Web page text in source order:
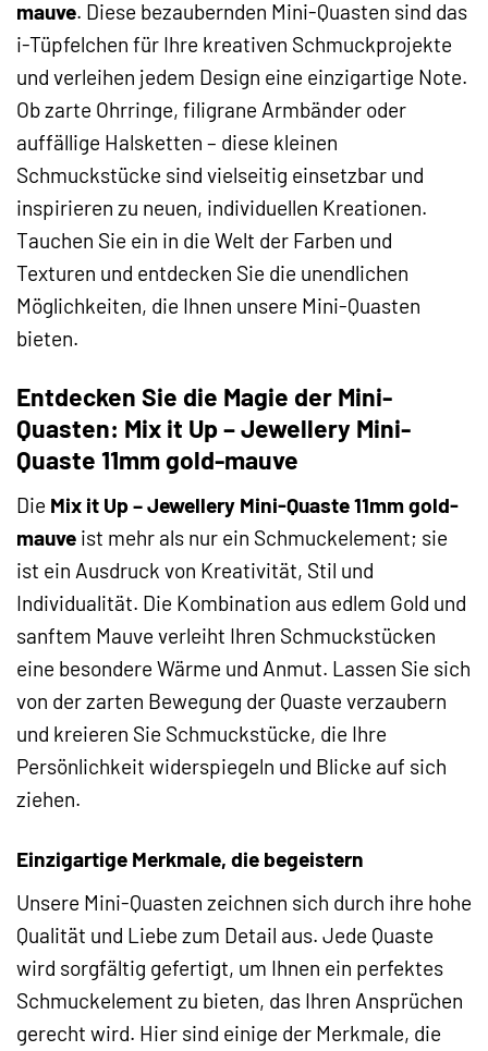
mauve. Diese bezaubernden Mini-Quasten sind das
i-Tüpfelchen für Ihre kreativen Schmuckprojekte
und verleihen jedem Design eine einzigartige Note.
Ob zarte Ohrringe, filigrane Armbänder oder
auffällige Halsketten – diese kleinen
Schmuckstücke sind vielseitig einsetzbar und
inspirieren zu neuen, individuellen Kreationen.
Tauchen Sie ein in die Welt der Farben und
Texturen und entdecken Sie die unendlichen
Möglichkeiten, die Ihnen unsere Mini-Quasten
bieten.
Entdecken Sie die Magie der Mini-
Quasten: Mix it Up – Jewellery Mini-
Quaste 11mm gold-mauve
Die Mix it Up – Jewellery Mini-Quaste 11mm gold-
mauve ist mehr als nur ein Schmuckelement; sie
ist ein Ausdruck von Kreativität, Stil und
Individualität. Die Kombination aus edlem Gold und
sanftem Mauve verleiht Ihren Schmuckstücken
eine besondere Wärme und Anmut. Lassen Sie sich
von der zarten Bewegung der Quaste verzaubern
und kreieren Sie Schmuckstücke, die Ihre
Persönlichkeit widerspiegeln und Blicke auf sich
ziehen.
Einzigartige Merkmale, die begeistern
Unsere Mini-Quasten zeichnen sich durch ihre hohe
Qualität und Liebe zum Detail aus. Jede Quaste
wird sorgfältig gefertigt, um Ihnen ein perfektes
Schmuckelement zu bieten, das Ihren Ansprüchen
gerecht wird. Hier sind einige der Merkmale, die